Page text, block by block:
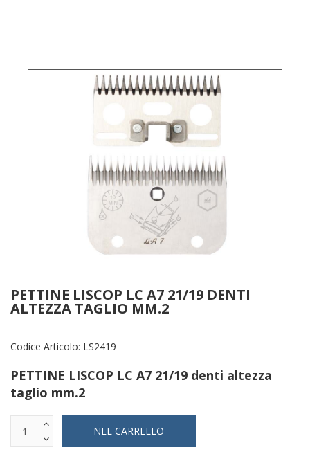
PETTINE LISCOP LC A7 21/19 DENTI
ALTEZZA TAGLIO MM.2
Codice Articolo: LS2419
PETTINE LISCOP LC A7 21/19 denti altezza
taglio mm.2